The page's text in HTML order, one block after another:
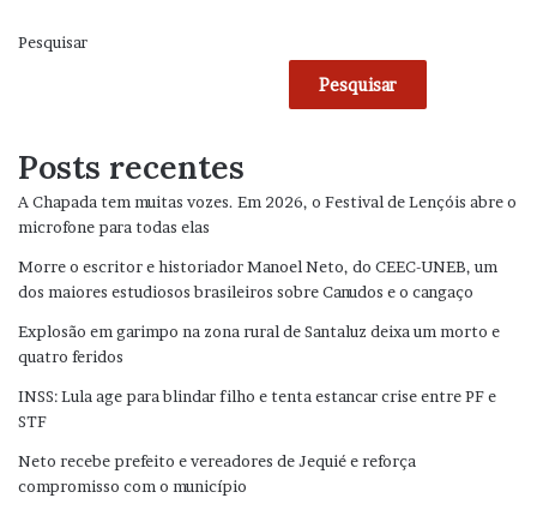
Pesquisar
Pesquisar
Posts recentes
A Chapada tem muitas vozes. Em 2026, o Festival de Lençóis abre o
microfone para todas elas
Morre o escritor e historiador Manoel Neto, do CEEC-UNEB, um
dos maiores estudiosos brasileiros sobre Canudos e o cangaço
Explosão em garimpo na zona rural de Santaluz deixa um morto e
quatro feridos
INSS: Lula age para blindar filho e tenta estancar crise entre PF e
STF
Neto recebe prefeito e vereadores de Jequié e reforça
compromisso com o município